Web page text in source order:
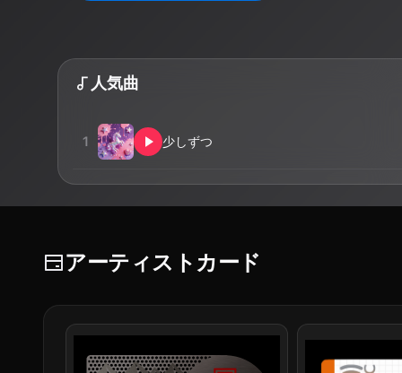
人気曲
1 少しずつ
アーティストカード